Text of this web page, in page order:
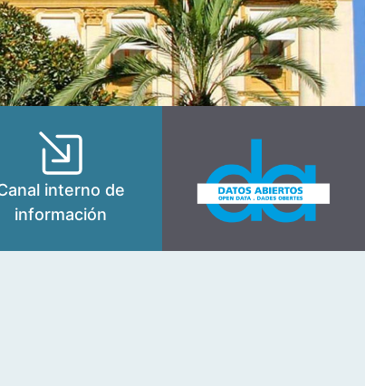
interno de
información